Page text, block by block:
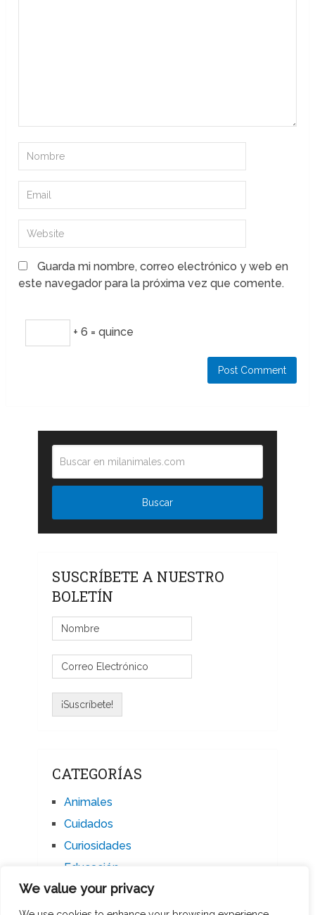
We value your privacy
Guarda mi nombre, correo electrónico y web en
este navegador para la próxima vez que comente.
+ 6 = quince
SUSCRÍBETE A NUESTRO
BOLETÍN
CATEGORÍAS
Animales
Cuidados
Curiosidades
Educación
Mascotas
Noticias